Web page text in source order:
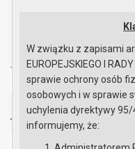
Strona główna
Redakcja
Strona główna
W związku z zapisami
EUROPEJSKIEGO I
sprawie ochrony osób
osobowych i w sprawie
uchylenia dyrektywy 95/
informujemy, że: